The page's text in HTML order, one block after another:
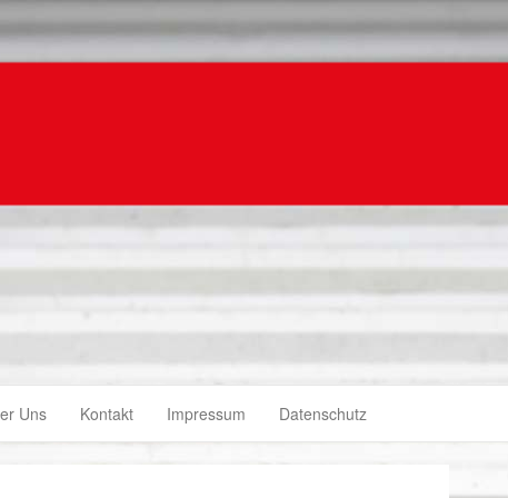
Uns Kontakt Impressum Datenschutz